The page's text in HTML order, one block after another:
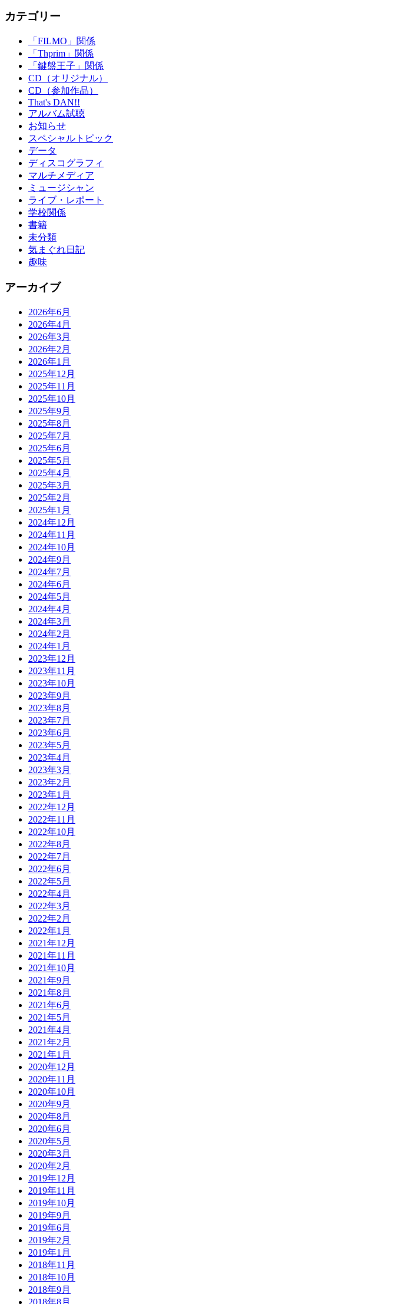
カテゴリー
「FILMO」関係
「Thprim」関係
「鍵盤王子」関係
CD（オリジナル）
CD（参加作品）
That's DAN!!
アルバム試聴
お知らせ
スペシャルトピック
データ
ディスコグラフィ
マルチメディア
ミュージシャン
ライブ・レポート
学校関係
書籍
未分類
気まぐれ日記
趣味
アーカイブ
2026年6月
2026年4月
2026年3月
2026年2月
2026年1月
2025年12月
2025年11月
2025年10月
2025年9月
2025年8月
2025年7月
2025年6月
2025年5月
2025年4月
2025年3月
2025年2月
2025年1月
2024年12月
2024年11月
2024年10月
2024年9月
2024年7月
2024年6月
2024年5月
2024年4月
2024年3月
2024年2月
2024年1月
2023年12月
2023年11月
2023年10月
2023年9月
2023年8月
2023年7月
2023年6月
2023年5月
2023年4月
2023年3月
2023年2月
2023年1月
2022年12月
2022年11月
2022年10月
2022年8月
2022年7月
2022年6月
2022年5月
2022年4月
2022年3月
2022年2月
2022年1月
2021年12月
2021年11月
2021年10月
2021年9月
2021年8月
2021年6月
2021年5月
2021年4月
2021年2月
2021年1月
2020年12月
2020年11月
2020年10月
2020年9月
2020年8月
2020年6月
2020年5月
2020年3月
2020年2月
2019年12月
2019年11月
2019年10月
2019年9月
2019年6月
2019年2月
2019年1月
2018年11月
2018年10月
2018年9月
2018年8月